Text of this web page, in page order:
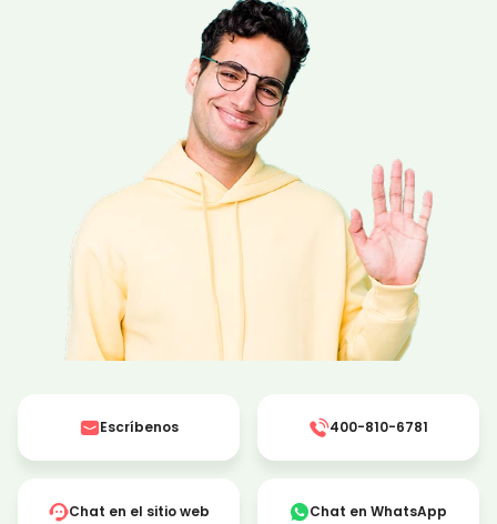
Chat en el sitio web
400-810-6781
Chat en WhatsApp
Escríbenos